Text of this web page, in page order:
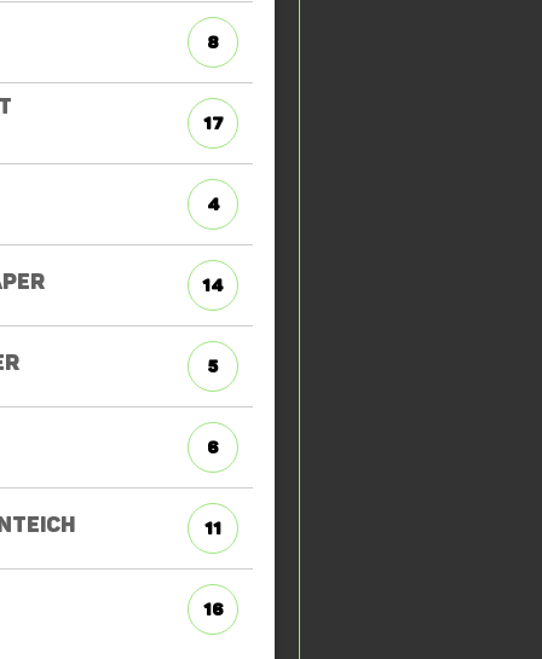
8
17
4
14
5
6
11
16